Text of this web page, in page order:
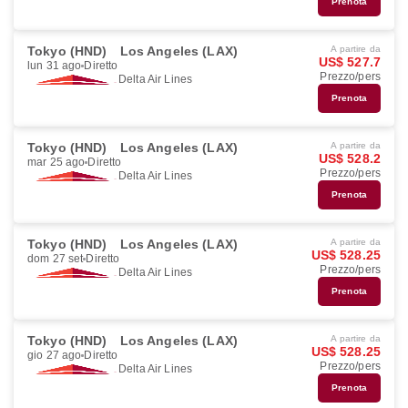
Tokyo (HND) Los Angeles (LAX)
lun 31 ago Diretto
Delta Air Lines
A partire da
US$ 527.7
Prezzo/pers
Prenota
Tokyo (HND) Los Angeles (LAX)
mar 25 ago Diretto
Delta Air Lines
A partire da
US$ 528.2
Prezzo/pers
Prenota
Tokyo (HND) Los Angeles (LAX)
dom 27 set Diretto
Delta Air Lines
A partire da
US$ 528.25
Prezzo/pers
Prenota
Tokyo (HND) Los Angeles (LAX)
gio 27 ago Diretto
Delta Air Lines
A partire da
US$ 528.25
Prezzo/pers
Prenota